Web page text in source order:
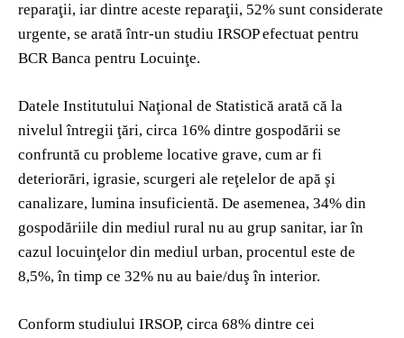
reparaţii, iar dintre aceste reparaţii, 52% sunt considerate
urgente, se arată într-un studiu IRSOP efectuat pentru
BCR Banca pentru Locuinţe.
Datele Institutului Naţional de Statistică arată că la
nivelul întregii ţări, circa 16% dintre gospodării se
confruntă cu probleme locative grave, cum ar fi
deteriorări, igrasie, scurgeri ale reţelelor de apă şi
canalizare, lumina insuficientă. De asemenea, 34% din
gospodăriile din mediul rural nu au grup sanitar, iar în
cazul locuinţelor din mediul urban, procentul este de
8,5%, în timp ce 32% nu au baie/duş în interior.
Conform studiului IRSOP, circa 68% dintre cei